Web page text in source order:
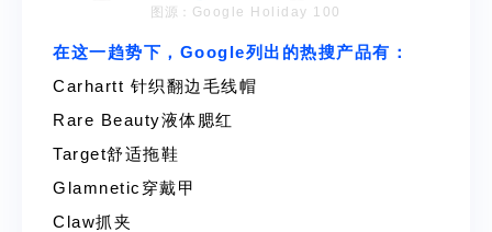
图源： Google Holiday 100
在这一趋势下，Google列出的热搜产品有：
Carhartt 针织翻边毛线帽
Rare Beauty液体腮红
Target舒适拖鞋
Glamnetic穿戴甲
Claw抓夹